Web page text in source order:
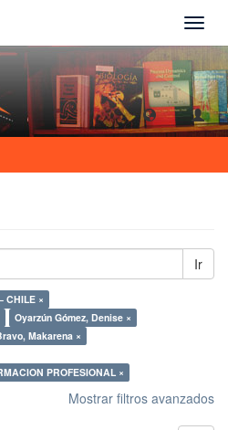
Ir
– ASISTENCIA SOCIAL – CHILE ×
Oyarzún Gómez, Denise ×
Makarena ×
PROFESIONAL ×
Mostrar filtros avanzados